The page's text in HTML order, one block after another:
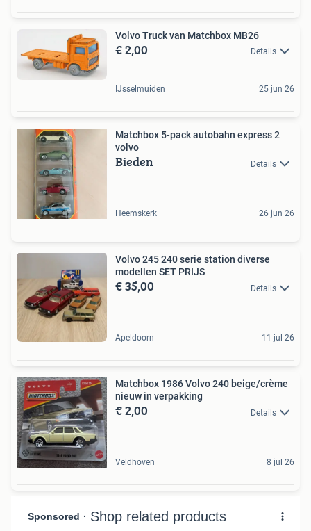
Volvo Truck van Matchbox MB26
€ 2,00 Details
IJsselmuiden 25 jun 26
Matchbox 5-pack autobahn express 2
volvo
Bieden Details
Heemskerk 26 jun 26
Volvo 245 240 serie station diverse
modellen SET PRIJS
€ 35,00 Details
Apeldoorn 11 jul 26
Matchbox 1986 Volvo 240 beige/crème
nieuw in verpakking
€ 2,00 Details
Veldhoven 8 jul 26